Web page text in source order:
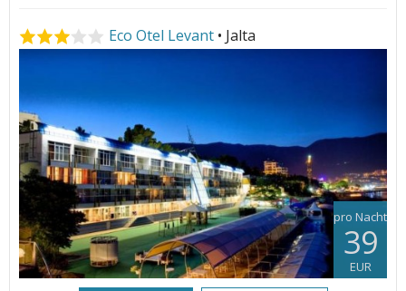
Eco Otel Levant • Jalta
pro Nacht
39
EUR